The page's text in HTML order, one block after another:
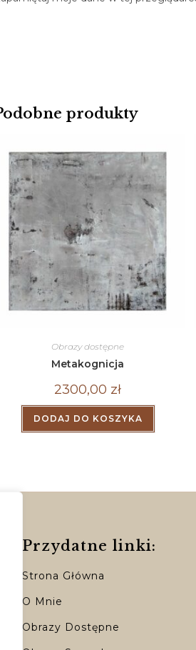
produkty
Obrazy dostępne
Metakognicja
2300,00 zł
DODAJ DO KOSZYKA
Przydatne linki:
Strona Główna
O Mnie
Obrazy Dostępne